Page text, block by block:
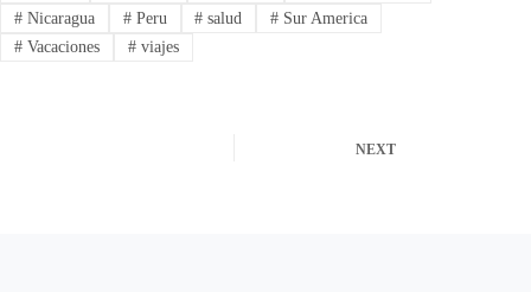
#Nicaragua #Peru # salud # Sur America
#Vacaciones #viajes
NEXT